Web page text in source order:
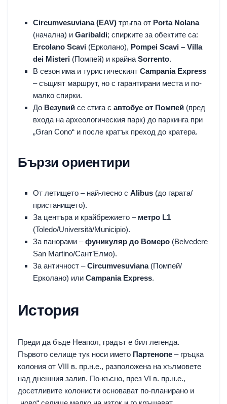
Circumvesuviana (EAV) тръгва от Porta Nolana
(начална) и Garibaldi; спирките за обектите са:
Ercolano Scavi (Ерколано), Pompei Scavi – Villa
dei Misteri (Помпей) и крайна Sorrento.
В сезон има и туристическият Campania Express
– същият маршрут, но с гарантирани места и по-
малко спирки.
До Везувий се стига с автобус от Помпей (пред
входа на археологическия парк) до паркинга при
„Gran Cono“ и после кратък преход до кратера.
Бързи ориентири
От летището – най-лесно с Alibus (до гарата/
пристанището).
За центъра и крайбрежието – метро L1
(Toledo/Università/Municipio).
За панорами –фуникуляр до Вомеро (Belvedere
San Martino/Сант’Елмо).
За античност –Circumvesuviana(Помпей/
Ерколано) или Campania Express.
История
Преди да бъде Неапол, градът е бил легенда.
Първото селище тук носи името Партенопе – гръцка
колония от VIII в. пр.н.е., разположена на хълмовете
над днешния залив. По-късно, през VI в. пр.н.е.,
досетливите колонисти основават по-планирано и